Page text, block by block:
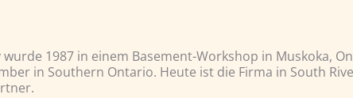
wurde 1987 in einem Basement-Workshop in Muskoka,
in Southern Ontario. Heute ist die Firma in South